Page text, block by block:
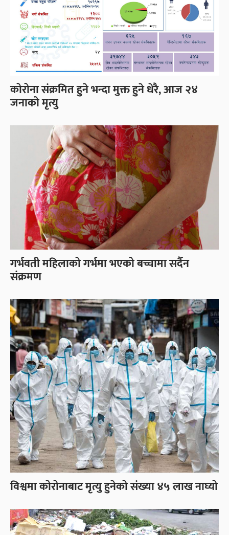
कोरोना संक्रमित हुने भन्दा मुक्त हुने धेरै, आज २४
जनाको मृत्यु
गर्भवती महिलाको गर्भमा भएको बच्चामा सर्दैन
संक्रमण
विश्वमा कोरोनाबाट मृत्यु हुनेको संख्या ४५ लाख नाघ्यो